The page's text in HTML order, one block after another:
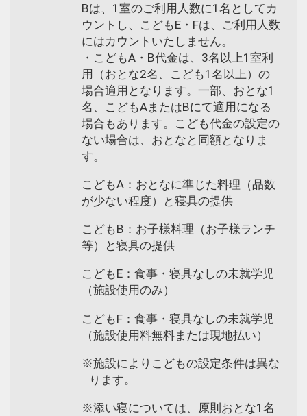
Bは、1室のご利用人数に1名としてカ
ウントし、こどもE・Fは、ご利用人数
にはカウントいたしません。
・こどもA・B代金は、3名以上1室利
用（おとな2名、こども1名以上）の
場合適用となります。一部、おとな1
名、こどもAまたはBにて適用になる
場合もあります。こども代金の設定の
ない場合は、おとなと同額となりま
す。
こどもA：おとなに準じた料理（品数
が少ない程度）と寝具の提供
こどもB：お子様料理（お子様ランチ
等）と寝具の提供
こどもE：食事・寝具なしの未就学児
（施設使用のみ）
こどもF：食事・寝具なしの未就学児
（施設使用料無料または現地払い）
※施設によりこどもの設定条件は異な
ります。
※添い寝については、原則おとな1名